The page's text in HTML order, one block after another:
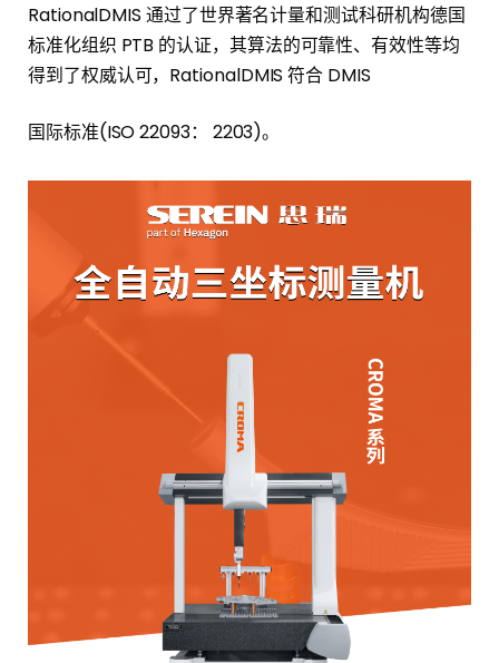
RationalDMIS 通过了世界著名计量和测试科研机构德国
标准化组织 PTB 的认证，其算法的可靠性、有效性等均
得到了权威认可，RationalDMIS 符合 DMIS
国际标准(ISO 22093： 2203)。